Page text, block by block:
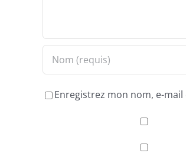
Enregistrez mon nom, e-